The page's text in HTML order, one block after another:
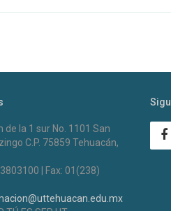
de la 1 sur No. 1101 San
C.P. 75859 Tehuacán,
| Fax: 01(238)